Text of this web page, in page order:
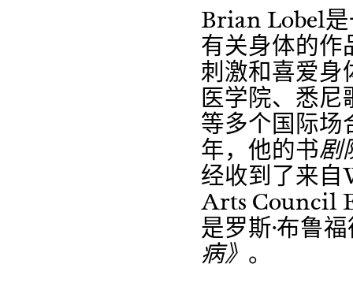
Brian Lobel
有关身体的作
刺激和喜爱身
医学院、悉
等多个国际场
年，他的书剧
经收到了来自
Arts Council
是罗斯·布鲁
病》 。